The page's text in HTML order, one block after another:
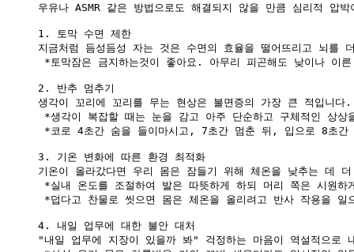
우유나 ASMR 같은 방법으로도 해결되지 않을 만큼 심리적
1. 토막 수면 제한
지금처럼 듬성듬성 자는 것은 수면의 효율을 떨어뜨리고 뇌를
*토막잠은 금지하는것이 좋아요. 아무리 피곤해도 낮이나
2. 반추 멈추기
생각이 꼬리에 꼬리를 무는 현상은 불면증의 가장 큰 적입니다.
*생각이 복잡할 때는 눈을 감고 아주 단순하고 구체적인 상
*코로 4초간 숨을 들이마시고, 7초간 멈춘 뒤, 입으로 8초간
3. 기온 변화에 따른 환경 최적화
기온이 올라갔다면 우리 몸은 잠들기 위해 체온을 낮추는 데
*실내 온도를 조절하여 발은 따뜻하게 하되 머리 쪽은 시원하
*덥다고 찬물로 씻으면 몸은 체온을 올리려고 반사 작용을
4. 내일 업무에 대한 불안 대처
"내일 업무에 지장이 있을까 봐" 걱정하는 마음이 역설적으로